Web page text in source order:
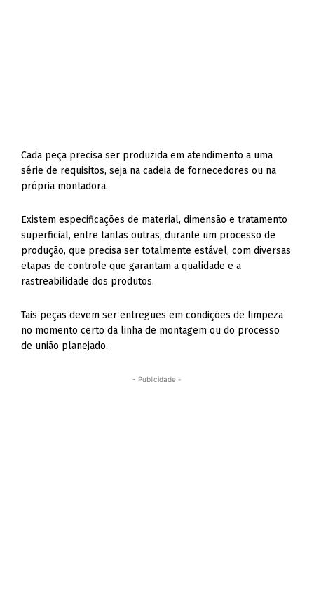
Cada peça precisa ser produzida em atendimento a uma
série de requisitos, seja na cadeia de fornecedores ou na
própria montadora.
Existem especificações de material, dimensão e tratamento
superficial, entre tantas outras, durante um processo de
produção, que precisa ser totalmente estável, com diversas
etapas de controle que garantam a qualidade e a
rastreabilidade dos produtos.
Tais peças devem ser entregues em condições de limpeza
no momento certo da linha de montagem ou do processo
de união planejado.
- Publicidade -